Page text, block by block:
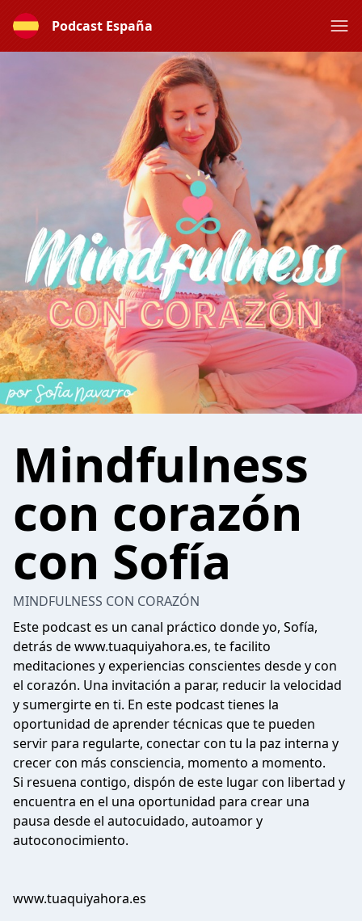
Podcast España
Mindfulness
con corazón
con Sofía
MINDFULNESS CON CORAZÓN
Este podcast es un canal práctico donde yo, Sofía,
detrás de www.tuaquiyahora.es, te facilito
meditaciones y experiencias conscientes desde y con
el corazón. Una invitación a parar, reducir la velocidad
y sumergirte en ti. En este podcast tienes la
oportunidad de aprender técnicas que te pueden
servir para regularte, conectar con tu la paz interna y
crecer con más consciencia, momento a momento.
Si resuena contigo, dispón de este lugar con libertad y
encuentra en el una oportunidad para crear una
pausa desde el autocuidado, autoamor y
autoconocimiento.
www.tuaquiyahora.es